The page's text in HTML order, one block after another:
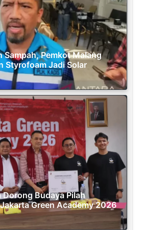
Sampah, Pemkot Malang
Styrofoam Jadi Solar
Dorong Budaya Pilah
Green Academy 2026